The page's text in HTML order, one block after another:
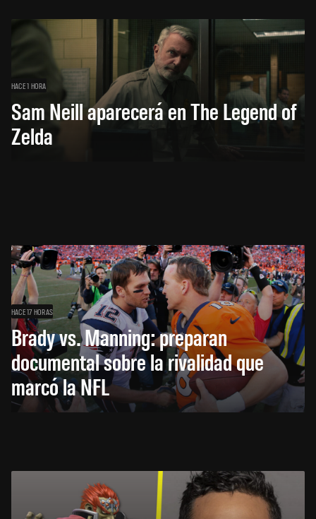
HACE 1 HORA
Sam Neill aparecerá en The Legend of
Zelda
HACE 17 HORAS
Brady vs. Manning: preparan
documental sobre la rivalidad que
marcó la NFL